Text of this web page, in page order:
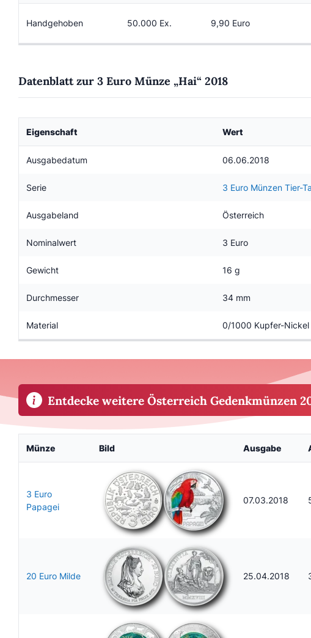
Handgehoben 50.000 Ex. 9,90 Euro
Datenblatt zur 3 Euro Münze „Hai“ 2018
Eigenschaft Wert
Ausgabedatum 06.06.2018
Serie 3 Euro Münzen Tier-
Ausgabeland Österreich
Nominalwert 3 Euro
Gewicht 16 g
Durchmesser 34 mm
Material 0/1000 Kupfer-Nickel
Entdecke weitere Österreich Gedenkmünzen
Münze Bild Ausgabe
3 Euro
Papagei
07.03.2018
20 Euro Milde 25.04.2018